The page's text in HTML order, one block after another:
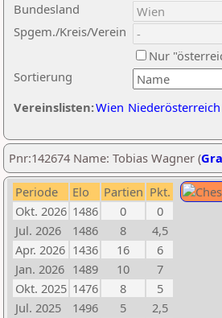
Sortierung
Bundesland
Spgem./Kreis/Verein
Nur
Vereinslisten:Wien Niederösterreich
Pnr:142674 Name: Tobias Wagner (
Periode Elo Partien Pkt.
Okt. 2026 1486 0
0
Jul. 2026
1486 8
4,5
Apr. 2026 1436 16
6
Jan. 2026 1489 10
7
Okt. 2025 1476 8
5
Jul. 2025
1496 5
2,5